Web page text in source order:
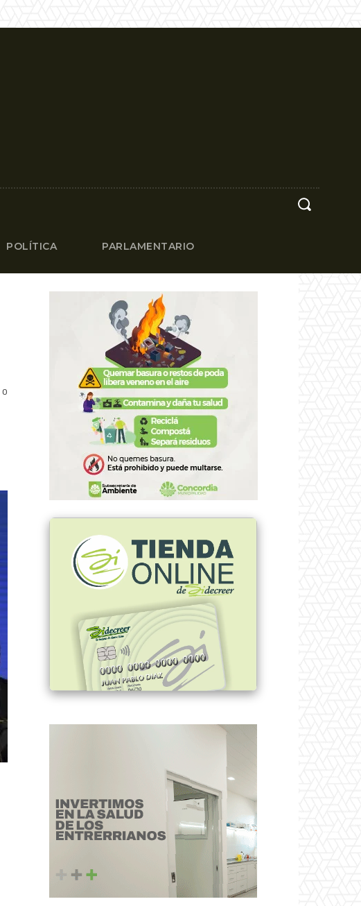
POLÍTICA PARLAMENTARIO
0